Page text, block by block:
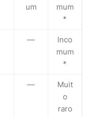
um
mum
*
—
Inco
mum
*
—
Muit
o
raro